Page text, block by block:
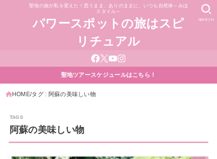
聖地の旅が私を変えた！思うまま、ありのままに、いつも自然体～みほ
スタイル～
パワースポットの旅はスピ
リチュアル
SEARCH
聖地ツアースケジュールはこちら！
HOME タグ : 阿蘇の美味しい物
阿蘇の美味しい物